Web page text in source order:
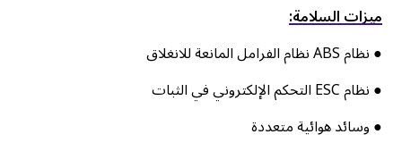
ميزات السلامة:
● نظام ABS نظام الفرامل المانعة للانغلاق
● نظام ESC التحكم الإلكتروني في الثبات
● وسائد هوائية متعددة